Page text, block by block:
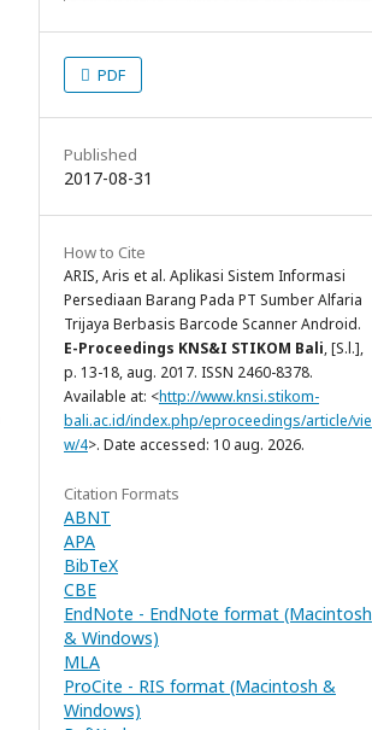
PDF
Published
2017-08-31
How to Cite
ARIS, Aris et al. Aplikasi Sistem Informasi
Persediaan Barang Pada PT Sumber Alfaria
Trijaya Berbasis Barcode Scanner Android.
E-Proceedings KNS&I STIKOM Bali, [S.l.],
p. 13-18, aug. 2017. ISSN 2460-8378.
Available at: <http://www.knsi.stikom-
bali.ac.id/index.php/eproceedings/article/vie
w/4>. Date accessed: 10 aug. 2026.
Citation Formats
ABNT
APA
BibTeX
CBE
EndNote - EndNote format (Macintosh
& Windows)
MLA
ProCite - RIS format (Macintosh &
Windows)